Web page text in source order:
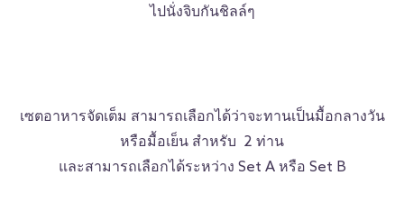
ไปนั่งจิบกันชิลล์ๆ
เซตอาหารจัดเต็ม สามารถเลือกได้ว่าจะทานเป็นมื้อกลางวัน
หรือมื้อเย็น สำหรับ 2 ท่าน
และสามารถเลือกได้ระหว่าง Set A หรือ Set B